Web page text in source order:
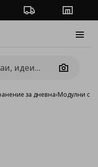
Проследяване на
Camera
за дневна›Модулни